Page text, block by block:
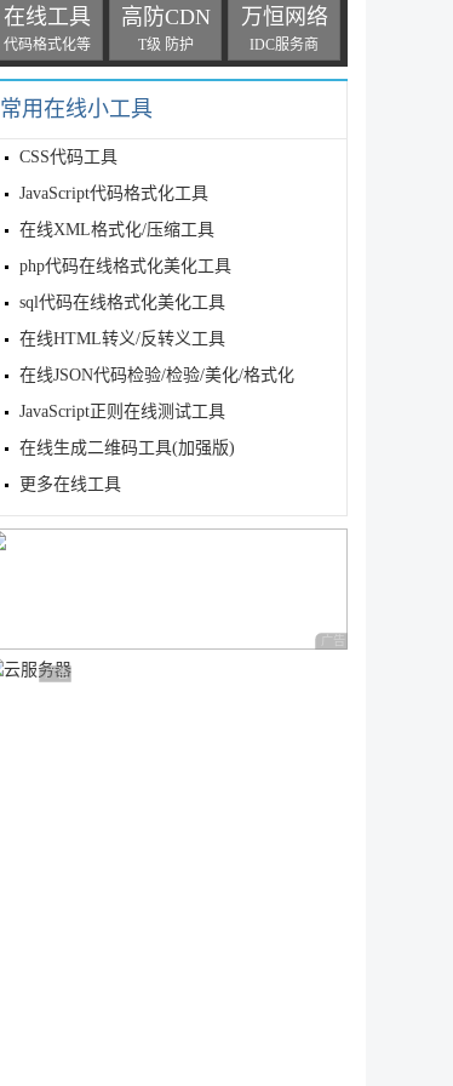
在线工具
代码格式化等
高防CDN
T级 防护
万恒网络
IDC服务商
常用在线小工具
CSS代码工具
JavaScript代码格式化工具
在线XML格式化/压缩工具
php代码在线格式化美化工具
sql代码在线格式化美化工具
在线HTML转义/反转义工具
在线JSON代码检验/检验/美化/格式化
JavaScript正则在线测试工具
在线生成二维码工具(加强版)
更多在线工具
广告 商业广告，理性
广告 商业广告，理性选择